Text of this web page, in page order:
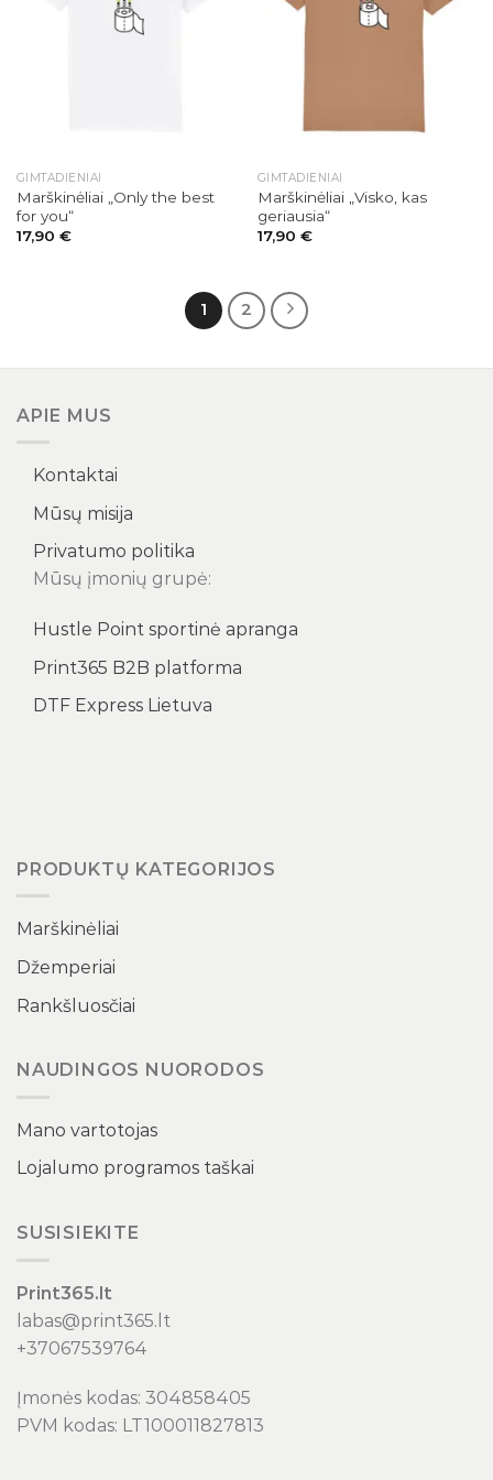
GIMTADIENIAI
Marškinėliai „Only the best
for you“
17,90 €
GIMTADIENIAI
Marškinėliai „Visko, kas
geriausia“
17,90 €
1 2
APIE MUS
Kontaktai
Mūsų misija
Privatumo politika
Mūsų įmonių grupė:
Hustle Point sportinė apranga
Print365 B2B platforma
DTF Express Lietuva
PRODUKTŲ KATEGORIJOS
Marškinėliai
Džemperiai
Rankšluosčiai
NAUDINGOS NUORODOS
Mano vartotojas
Lojalumo programos taškai
SUSISIEKITE
Print365.lt
labas@print365.lt
+37067539764
Įmonės kodas: 304858405
PVM kodas: LT100011827813